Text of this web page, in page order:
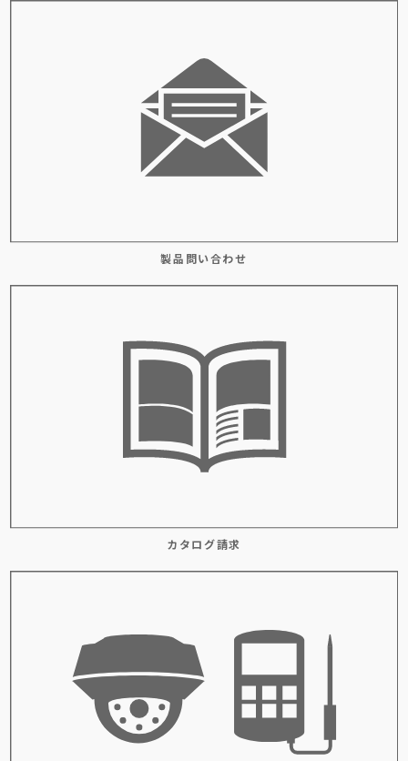
製品問い合わせ
カタログ請求